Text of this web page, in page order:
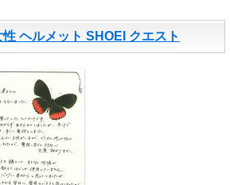
ヘルメット SHOEI クエスト